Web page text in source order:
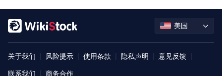
美国
关于我们 风险提示 使用条款 隐私声明 意见反馈
联系我们 商务合作